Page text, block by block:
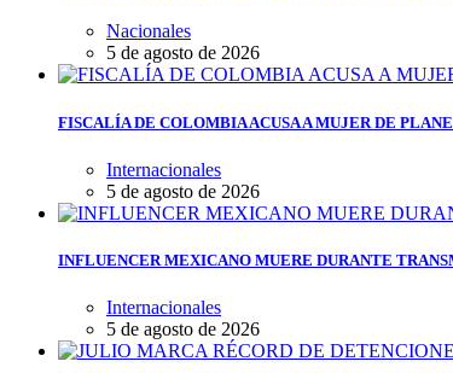
Nacionales
5 de agosto de 2026
FISCALÍA DE COLOMBIA ACUSA A MUJER DE
Internacionales
5 de agosto de 2026
INFLUENCER MEXICANO MUERE DURANTE
Internacionales
5 de agosto de 2026